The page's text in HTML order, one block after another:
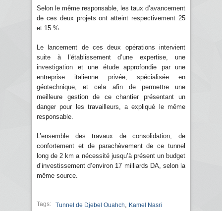
Selon le même responsable, les taux d’avancement
de ces deux projets ont atteint respectivement 25
et 15 %.
Le lancement de ces deux opérations intervient
suite à l’établissement d’une expertise, une
investigation et une étude approfondie par une
entreprise italienne privée, spécialisée en
géotechnique, et cela afin de permettre une
meilleure gestion de ce chantier présentant un
danger pour les travailleurs, a expliqué le même
responsable.
L’ensemble des travaux de consolidation, de
confortement et de parachèvement de ce tunnel
long de 2 km a nécessité jusqu’à présent un budget
d’investissement d’environ 17 milliards DA, selon la
même source.
Tags: Tunnel de Djebel Ouahch Kamel Nasri